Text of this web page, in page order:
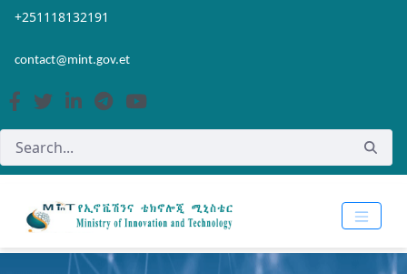
Skip to Main Content
Open Accessibility Menu
+251118132191
contact@mint.gov.et